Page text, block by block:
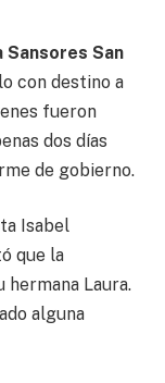
Sansores San
con destino a
fueron
dos días
de gobierno.
Isabel
que la
hermana Laura.
alguna